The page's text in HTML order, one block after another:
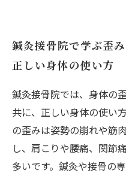
鍼灸接骨院で学ぶ歪
正しい身体の使い方
鍼灸接骨院では、身体の
共に、正しい身体の使い
の歪みは姿勢の崩れや筋
し、肩こりや腰痛、関節
多いです。鍼灸や接骨の